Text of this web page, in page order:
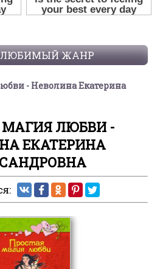
ЛЮБИМЫЙ ЖАНР
- Неволина Екатерина
ЛЮБВИ -
ЕКАТЕРИНА